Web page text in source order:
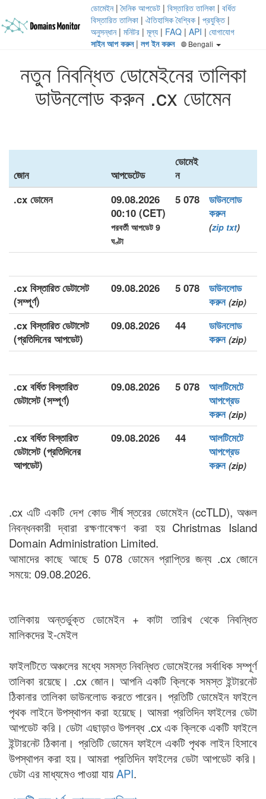
ডোমেইন|দৈনিক আপডেট | বিস্তারিত তালিকা | বর্ধিত
বিস্তারিত তালিকা | ঐতিহাসিক বৈশ্বিক | প্রযুক্তি|
অনুসন্ধান| মনিটর | মূল্য | FAQ | API | যোগাযোগ
সাইন আপ করুন| লগ ইন করুন Bengali
নতুন নিবন্ধিত ডোমেইনের তালিকা
ডাউনলোড করুন .cx ডোমেন
জোন আপডেটেড
ডোমেই
ন
.cx ডোমেন
09.08.2026
00:10 (CET)
পরবর্তী আপডেট 9
ঘণ্টা
5 078
ডাউনলোড
করুন
(zip txt)
.cx বিস্তারিত ডেটাসেট
(সম্পূর্ণ)
09.08.2026 5 078
ডাউনলোড
করুন (zip)
.cx বিস্তারিত ডেটাসেট
(প্রতিদিনের আপডেট)
09.08.2026 44
ডাউনলোড
করুন (zip)
.cx বর্ধিত বিস্তারিত
ডেটাসেট (সম্পূর্ণ)
09.08.2026 5 078
আলটিমেটে
আপগ্রেড
করুন (zip)
.cx বর্ধিত বিস্তারিত
ডেটাসেট (প্রতিদিনের
আপডেট)
09.08.2026 44
আলটিমেটে
আপগ্রেড
করুন (zip)
.cx এটি একটি দেশ কোড শীর্ষ স্তরের ডোমেইন (ccTLD), অঞ্চল
নিবন্ধনকারী দ্বারা রক্ষণাবেক্ষণ করা হয় Christmas Island
Domain Administration Limited.
আমাদের কাছে আছে 5 078 ডোমেন প্রাপ্তির জন্য .cx জোনে
সময়ে: 09.08.2026.
তালিকায় অন্তর্ভুক্ত ডোমেইন + কাটা তারিখ থেকে নিবন্ধিত
মালিকদের ই-মেইল
ফাইলটিতে অঞ্চলের মধ্যে সমস্ত নিবন্ধিত ডোমেইনের সর্বাধিক সম্পূর্ণ
তালিকা রয়েছে। .cx জোন। আপনি একটি ক্লিকে সমস্ত ইন্টারনেট
ঠিকানার তালিকা ডাউনলোড করতে পারেন। প্রতিটি ডোমেইন ফাইলে
পৃথক লাইনে উপস্থাপন করা হয়েছে। আমরা প্রতিদিন ফাইলের ডেটা
আপডেট করি। ডেটা এছাড়াও উপলব্ধ .cx এক ক্লিকে একটি ফাইলে
ইন্টারনেট ঠিকানা। প্রতিটি ডোমেন ফাইলে একটি পৃথক লাইন হিসাবে
উপস্থাপন করা হয়। আমরা প্রতিদিন ফাইলের ডেটা আপডেট করি।
ডেটা এর মাধ্যমেও পাওয়া যায়API.